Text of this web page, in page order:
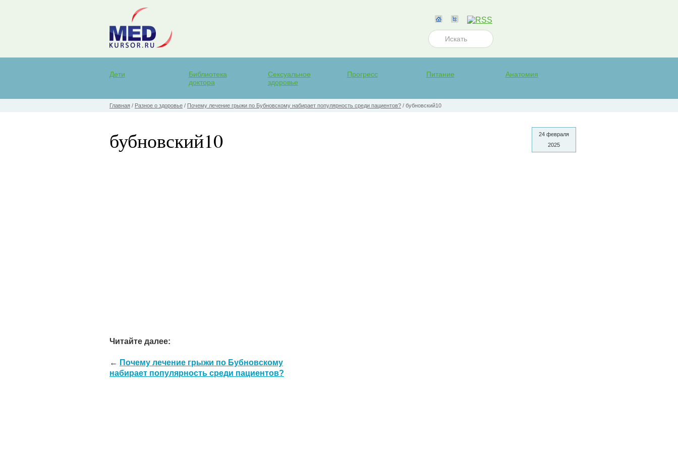
Дети
Библиотека
доктора
Сексуальное
здоровье
Прогресс Питание Анатомия
Главная / Разное о здоровье / Почему лечение грыжи по Бубновскому набирает популярность среди пациентов? / бубновский10
24 февраля
2025
бубновский10
Читайте далее:
← Почему лечение грыжи по Бубновскому
набирает популярность среди пациентов?